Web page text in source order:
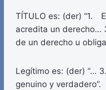
TÍTULO es: (der) “1.
acredita un
de un derecho u
Legítimo es: (der) “…
genuino y verdadero”.